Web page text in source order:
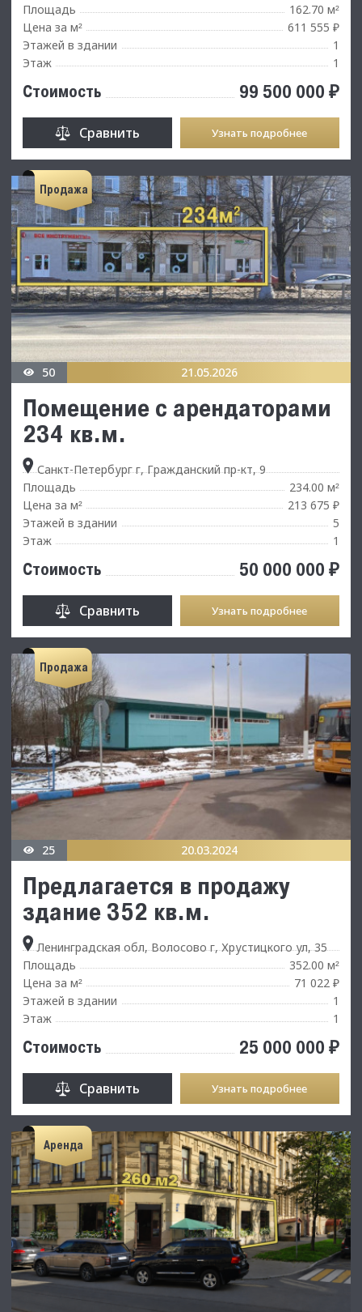
Площадь
162.70 м²
Цена за м²
611 555 ₽
Этажей в здании
1
Этаж
1
Стоимость 99 500 000 ₽
Сравнить Узнать подробнее
Продажа
50 21.05.2026
Помещение с арендаторами
234 кв.м.
Санкт-Петербург г, Гражданский пр-кт, 9
Площадь
234.00 м²
Цена за м²
213 675 ₽
Этажей в здании
5
Этаж
1
Стоимость 50 000 000 ₽
Сравнить Узнать подробнее
Продажа
25 20.03.2024
Предлагается в продажу
здание 352 кв.м.
Ленинградская обл, Волосово г, Хрустицкого ул, 35
Площадь
352.00 м²
Цена за м²
71 022 ₽
Этажей в здании
1
Этаж
1
Стоимость 25 000 000 ₽
Сравнить Узнать подробнее
Аренда